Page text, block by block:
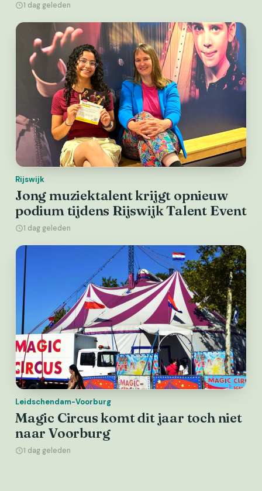
1 dag geleden
Rijswijk
Jong muziektalent krijgt opnieuw
podium tijdens Rijswijk Talent Event
1 dag geleden
Leidschendam-Voorburg
Magic Circus komt dit jaar toch niet
naar Voorburg
1 dag geleden